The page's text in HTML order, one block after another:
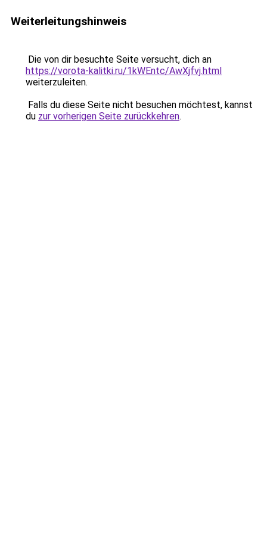
Weiterleitungshinweis
Die von dir besuchte Seite versucht, dich an
https://vorota-kalitki.ru/1kWEntc/AwXjfvj.html
weiterzuleiten.
Falls du diese Seite nicht besuchen möchtest, kannst
du zur vorherigen Seite zurückkehren.